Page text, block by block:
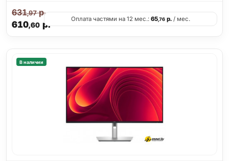
610,60р.
631,97р.
Оплата частями на 12 мес.: 65,76 р. / мес.
В наличии